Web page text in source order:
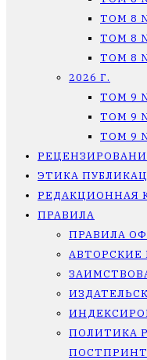
ТОМ 8
ТОМ 8
ТОМ 8
2026 Г.
ТОМ 9
ТОМ 9
ТОМ 9
ЭТИКА
РЕДАКЦИОННАЯ
ПРАВИЛА
ПРАВИЛА
АВТОРСКИЕ
ПОЛИТИКА